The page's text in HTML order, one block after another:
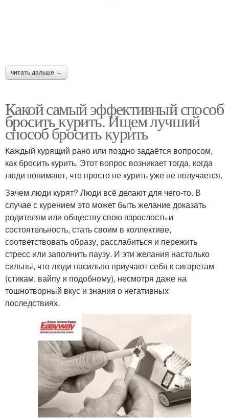
читать дальше →
Какой самый эффективный способ
бросить курить. Ищем лучший
способ бросить курить
Каждый курящий рано или поздно задаётся вопросом,
как бросить курить. Этот вопрос возникает тогда, когда
люди понимают, что просто не курить уже не получается.
Зачем люди курят? Люди всё делают для чего-то. В
случае с курением это может быть желание доказать
родителям или обществу свою взрослость и
состоятельность, стать своим в коллективе,
соответствовать образу, расслабиться и пережить
стресс или заполнить паузу. И эти желания настолько
сильны, что люди насильно приучают себя к сигаретам
(стикам, вайпу и подобному), несмотря даже на
тошнотворный вкус и знания о негативных
последствиях.